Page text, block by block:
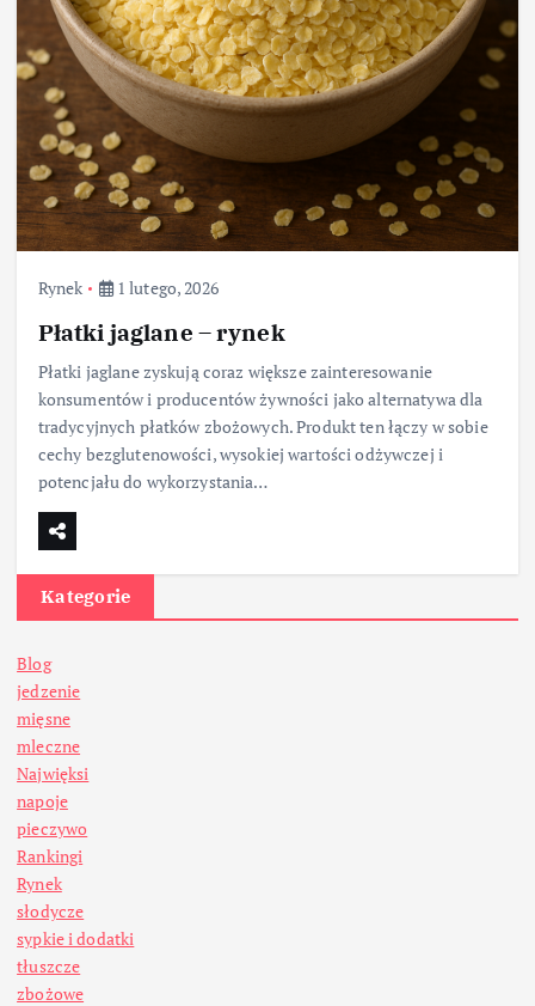
Rynek 1 lutego, 2026
Płatki jaglane – rynek
Płatki jaglane zyskują coraz większe zainteresowanie
konsumentów i producentów żywności jako alternatywa dla
tradycyjnych płatków zbożowych. Produkt ten łączy w sobie
cechy bezglutenowości, wysokiej wartości odżywczej i
potencjału do wykorzystania…
Kategorie
Blog
jedzenie
mięsne
mleczne
Najwięksi
napoje
pieczywo
Rankingi
Rynek
słodycze
sypkie i dodatki
tłuszcze
zbożowe